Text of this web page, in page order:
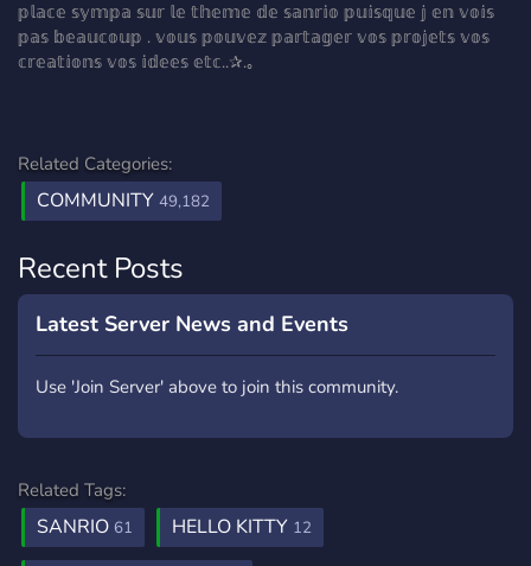
𝕡𝕝𝕒𝕔𝕖 𝕤𝕪𝕞𝕡𝕒 𝕤𝕦𝕣 𝕝𝕖 𝕥𝕙𝕖𝕞𝕖 𝕕𝕖 𝕤𝕒𝕟𝕣𝕚𝕠 𝕡𝕦𝕚𝕤𝕢𝕦𝕖 𝕛 𝕖𝕟 𝕧𝕠𝕚𝕤
𝕡𝕒𝕤 𝕓𝕖𝕒𝕦𝕔𝕠𝕦𝕡 . 𝕧𝕠𝕦𝕤 𝕡𝕠𝕦𝕧𝕖𝕫 𝕡𝕒𝕣𝕥𝕒𝕘𝕖𝕣 𝕧𝕠𝕤 𝕡𝕣𝕠𝕛𝕖𝕥𝕤 𝕧𝕠𝕤
𝕔𝕣𝕖𝕒𝕥𝕚𝕠𝕟𝕤 𝕧𝕠𝕤 𝕚𝕕𝕖𝕖𝕤 𝕖𝕥𝕔..✰.｡
Related Categories:
COMMUNITY 49,182
Recent Posts
Latest Server News and Events
Use 'Join Server' above to join this community.
Related Tags:
SANRIO 61 HELLO KITTY 12